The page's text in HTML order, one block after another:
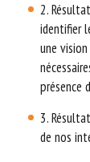
2.
identifier
une
présence
3.
de nos